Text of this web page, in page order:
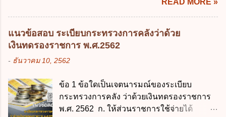
กฎหมายแพ่งและพาณิชย์ 2.4 บุคคลที่เด็ก
อยู่ด้วยเป็นประจำหรือที่เด็กอยู่รับใช้การงาน
3. ผู้ปกครองดังกล่าว มีหน้าที่ ส่งเด็กเข้าเรียน
ในสถานศึกษาในวันแรกของการเปิดเรียนภาค
การเปิดเรียนภาคต้น ถ้าสถานศึกษายังมิไ...
ข. พระราชกำหนด ค. พระราชกฤษฎีกา ง. กฎ
กระทรวง ข้อ 2 กฎหมายตามข้อ 1 กำหนด
หน่วยงานและกิจการใดที่ผู้ควบคุมข้อมูลส่วน
รัฐทุกแห่ง ข. กิจการด้านการศึกษา ค. กิจการ
ข้อ 3 โดยหลัก ทั่วไป พระราชบัญญัติคุ้มครอง
ข้อมูลส่วนบุคคล พ.ศ. 2562 ใช้บังคับตั้งแต่วัน
ใด ก. 26 พฤษภาคม 2562 ข. 27 พฤษภาคม
READ MORE »
แนวข้อสอบ ระเบียบกระทรวงการคลังว่าด้วย
เงินทดรองราชการ พ.ศ.2562
- ธันวาคม 10, 2562
ข้อ 1 ข้อใดเป็นเจตนารมณ์ของระเบียบ
กระทรวงการคลัง ว่าด้วยเงินทดรองราชการ
พ.ศ. 2562 ก. ให้ส่วนราชการใช้จ่ายได้